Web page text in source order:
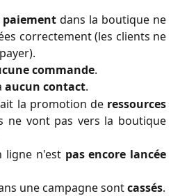
paiement dans la boutique ne
correctement (les clients ne
commande.
aucun contact.
la promotion de ressources
ne vont pas vers la boutique
ligne n'est pas encore lancée
une campagne sontcassés.